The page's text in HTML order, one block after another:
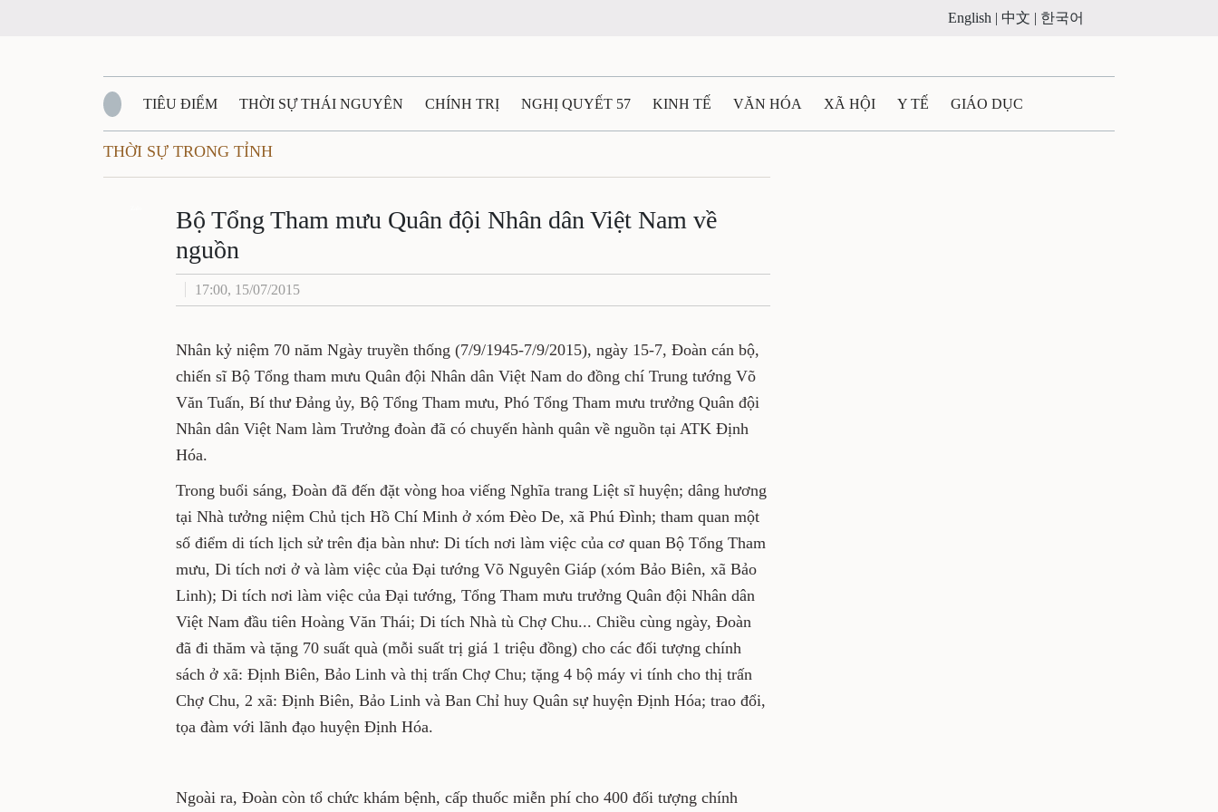
English | 中文 | 한국어
TIÊU ĐIỂM THỜI SỰ THÁI NGUYÊN CHÍNH TRỊ NGHỊ QUYẾT 57 KINH TẾ VĂN HÓA XÃ HỘI Y TẾ GIÁO DỤC
QUỐC PHÒNG - AN NINH
QUÊ HƯƠNG - ĐẤT NƯỚC QUỐC TẾ TÀI NGUYÊN - MÔI TRƯỜNG THỂ THAO THÔNG TIN - QUẢNG CÁO
VĂN BẢN, CHÍNH SÁCH MỚI
THỜI SỰ TRONG TỈNH
Bộ Tổng Tham mưu Quân đội Nhân dân Việt Nam về
nguồn
17:00, 15/07/2015
Nhân kỷ niệm 70 năm Ngày truyền thống (7/9/1945-7/9/2015), ngày 15-7, Đoàn cán bộ,
chiến sĩ Bộ Tổng tham mưu Quân đội Nhân dân Việt Nam do đồng chí Trung tướng Võ
Văn Tuấn, Bí thư Đảng ủy, Bộ Tổng Tham mưu, Phó Tổng Tham mưu trưởng Quân đội
Nhân dân Việt Nam làm Trưởng đoàn đã có chuyến hành quân về nguồn tại ATK Định
Hóa.
Trong buổi sáng, Đoàn đã đến đặt vòng hoa viếng Nghĩa trang Liệt sĩ huyện; dâng hương
tại Nhà tưởng niệm Chủ tịch Hồ Chí Minh ở xóm Đèo De, xã Phú Đình; tham quan một
số điểm di tích lịch sử trên địa bàn như: Di tích nơi làm việc của cơ quan Bộ Tổng Tham
mưu, Di tích nơi ở và làm việc của Đại tướng Võ Nguyên Giáp (xóm Bảo Biên, xã Bảo
Linh); Di tích nơi làm việc của Đại tướng, Tổng Tham mưu trưởng Quân đội Nhân dân
Việt Nam đầu tiên Hoàng Văn Thái; Di tích Nhà tù Chợ Chu... Chiều cùng ngày, Đoàn
đã đi thăm và tặng 70 suất quà (mỗi suất trị giá 1 triệu đồng) cho các đối tượng chính
sách ở xã: Định Biên, Bảo Linh và thị trấn Chợ Chu; tặng 4 bộ máy vi tính cho thị trấn
Chợ Chu, 2 xã: Định Biên, Bảo Linh và Ban Chỉ huy Quân sự huyện Định Hóa; trao đổi,
tọa đàm với lãnh đạo huyện Định Hóa.
Ngoài ra, Đoàn còn tổ chức khám bệnh, cấp thuốc miễn phí cho 400 đối tượng chính